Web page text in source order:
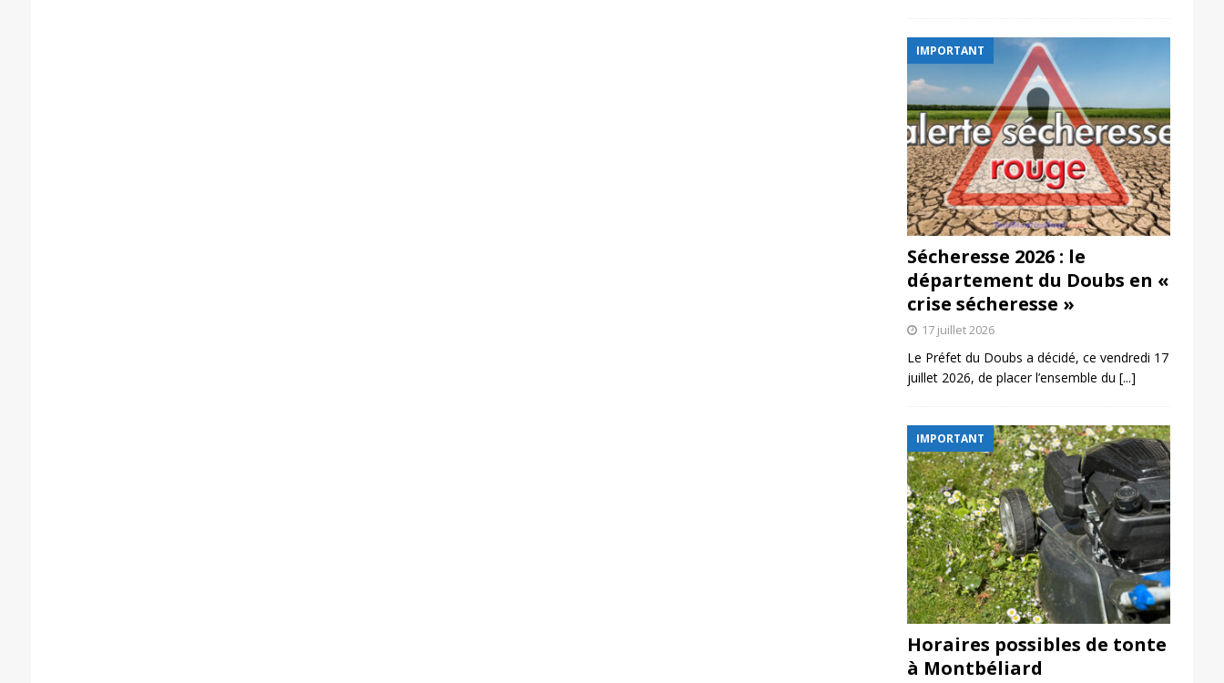
IMPORTANT
Sécheresse 2026 : le
département du Doubs en «
crise sécheresse »
17 juillet 2026
Le Préfet du Doubs a décidé, ce vendredi 17
juillet 2026, de placer l’ensemble du [...]
IMPORTANT
Horaires possibles de tonte
à Montbéliard